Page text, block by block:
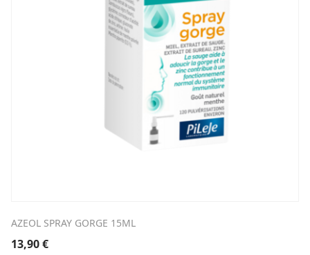
AZEOL SPRAY GORGE 15ML
13,90€